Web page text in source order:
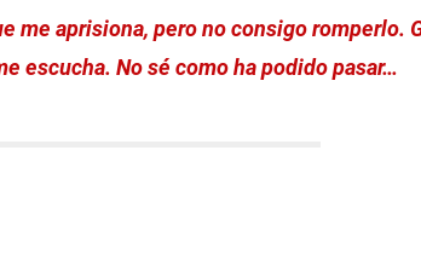
me aprisiona, pero no consigo romperlo.
escucha. No sé como ha podido pasar…